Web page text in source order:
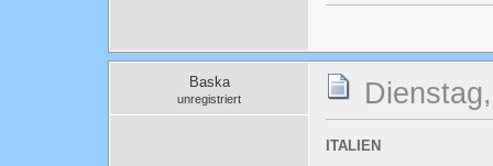
Baska
unregistriert
ITALIEN